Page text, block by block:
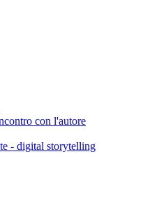
con l'autore
- digital storytelling